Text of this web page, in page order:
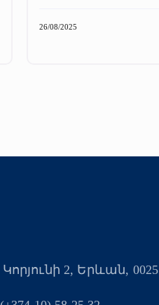
26/08/2025
Կորյունի 2, Երևան, 0025